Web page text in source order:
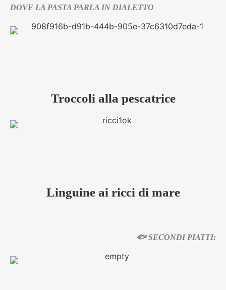
DOVE LA PASTA PARLA IN DIALETTO
Troccoli alla pescatrice
Linguine ai ricci di mare
🐟 SECONDI PIATTI: